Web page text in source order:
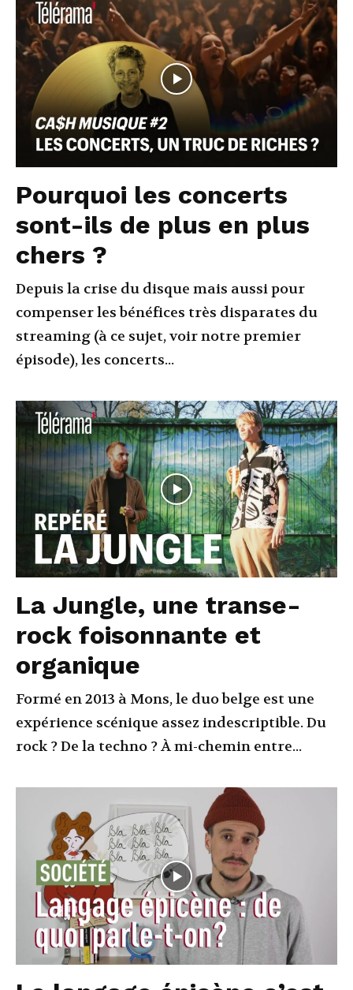
Pourquoi les concerts
sont-ils de plus en plus
chers ?
Depuis la crise du disque mais aussi pour
compenser les bénéfices très disparates du
streaming (à ce sujet, voir notre premier
épisode), les concerts...
La Jungle, une transe-
rock foisonnante et
organique
Formé en 2013 à Mons, le duo belge est une
expérience scénique assez indescriptible. Du
rock ? De la techno ? À mi-chemin entre...